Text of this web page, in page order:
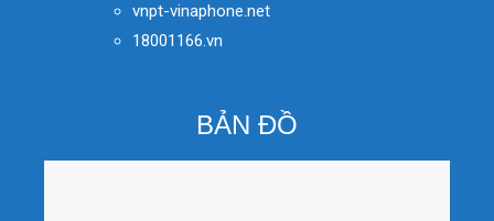
vnpt-vinaphone.net
18001166.vn
BẢN ĐỒ